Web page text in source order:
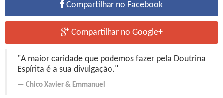
Compartilhar no Facebook
Compartilhar no Google+
"A maior caridade que podemos fazer pela Doutrina
Espírita é a sua divulgação."
Chico Xavier & Emmanuel